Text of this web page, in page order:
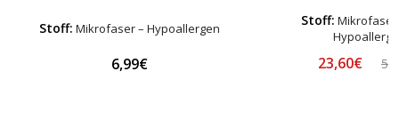
Stoff: Mikrofaser – Hypoallergen
6,99€
Stoff:
23,60€